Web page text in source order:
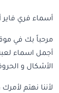
أسماء فري فاير
مرحباً بك في
أجمل اسماء
الأشكال و
لأننا نهتم